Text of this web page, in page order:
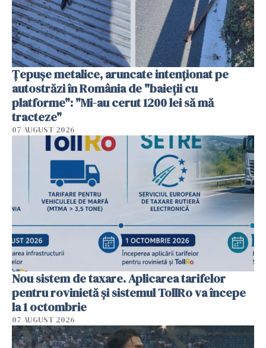
Țepușe metalice, aruncate intenționat pe
autostrăzi în România de "baieții cu
platforme": "Mi-au cerut 1200 lei să mă
tracteze"
07 AUGUST 2026
Nou sistem de taxare. Aplicarea tarifelor
pentru rovinietă şi sistemul TollRo va începe
la 1 octombrie
07 AUGUST 2026